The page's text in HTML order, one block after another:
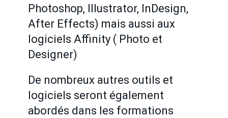
Photoshop, Illustrator, InDesign,
After Effects) mais aussi aux
logiciels Affinity ( Photo et
Designer)
De nombreux autres outils et
logiciels seront également
abordés dans les formations